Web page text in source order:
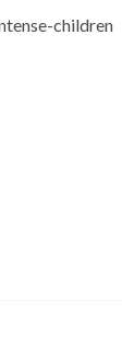
children